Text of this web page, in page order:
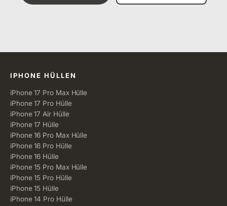
Alle Kategorien
IPHONE HÜLLEN
iPhone 17 Pro Max Hülle
iPhone 17 Pro Hülle
iPhone 17 Air Hülle
iPhone 17 Hülle
iPhone 16 Pro Max Hülle
iPhone 16 Pro Hülle
iPhone 16 Hülle
iPhone 15 Pro Max Hülle
iPhone 15 Pro Hülle
iPhone 15 Hülle
iPhone 14 Pro Hülle